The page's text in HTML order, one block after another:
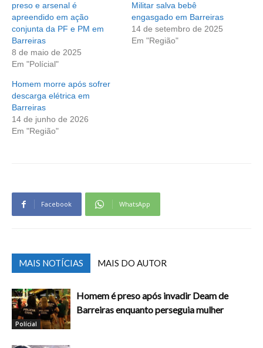
preso e arsenal é
apreendido em ação
conjunta da PF e PM em
Barreiras
8 de maio de 2025
Em "Polícial"
Militar salva bebê
engasgado em Barreiras
14 de setembro de 2025
Em "Região"
Homem morre após sofrer
descarga elétrica em
Barreiras
14 de junho de 2026
Em "Região"
Facebook WhatsApp
MAIS NOTÍCIAS MAIS DO AUTOR
Polícial
Homem é preso após invadir Deam de
Barreiras enquanto perseguia mulher